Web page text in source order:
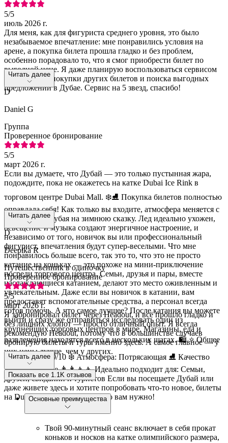
5/5
июль 2026 г.
Для меня, как для фигуриста среднего уровня, это было
незабываемое впечатление: мне понравились условия на
арене, а покупка билета прошла гладко и без проблем,
особенно порадовало то, что я смог приобрести билет по
выгодной цене. Я даже планирую воспользоваться сервисом
Head Out для покупки других билетов и поиска выгодных
предложений в Дубае. Сервис на 5 звезд, спасибо!
Читать далее
D
Daniel G
Группа
Проверенное бронирование
5/5
март 2026 г.
Если вы думаете, что Дубай — это только пустынная жара,
подождите, пока не окажетесь на катке Dubai Ice Rink в
торговом центре Dubai Mall. ❄️⛸️ Покупка билетов полностью
оправдала себя! Как только вы входите, атмосфера меняется с
теплой духа Дубая на зимнюю сказку. Лед идеально ухожен,
освещение и музыка создают энергичное настроение, и
независимо от того, новичок вы или профессиональный
фигурист, впечатления будут супер-веселыми. Что мне
понравилось больше всего, так это то, что это не просто
катание на коньках — это похоже на мини-приключение
посреди торгового центра. Семьи, друзья и пары, вместе
наслаждающиеся катанием, делают это место оживленным и
увлекательным. Даже если вы новичок в катании, вам
предоставят вспомогательные средства, а персонал всегда
готов помочь. А что самое лучшее? После катания вы можете
выйти и сразу же отправиться исследовать один из
крупнейших торговых центров в мире. Магазины, еда и
развлечения находятся всего в нескольких шагах. 🛍️ ⭐ Общее
впечатление: 9/10 ❄️ Атмосфера: Потрясающая ⛸️ Качество
льда: Отличное 👨‍👩‍👧‍👦 Идеально подходит для: Семьи,
друзей, свиданий и туристов Если вы посещаете Дубай или
даже живете здесь и хотите попробовать что-то новое, билеты
на Dubai Ice Rink — это то, что вам нужно!
Читать далее
D
Deepika R
Путешественник в одиночку
Проверенное бронирование
5/5
март 2026 г.
Я забронировал билет через Headout, и всё прошло гладко и
без лишних хлопот — просто отличный опыт. Я всегда
рекомендую Headout, потому что в большинстве случаев
бронирую билеты и туры именно здесь. А самое главное — у
них цены лучше, чем у других.
Читать далее
Показать все 1.1K отзывов
Основные преимущества
Твой 90-минутный сеанс включает в себя прокат
коньков и носков на катке олимпийского размера,